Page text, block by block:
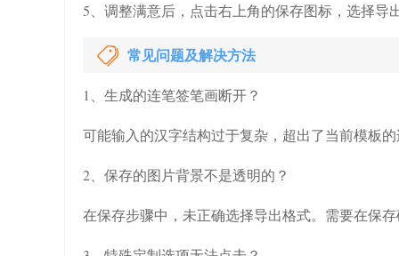
5、调整满意后，点击右上角的保存图标，选择
常见问题及解决方法
1、生成的连笔签笔画断开？
可能输入的汉字结构过于复杂，超出了当前模板
2、保存的图片背景不是透明的？
在保存步骤中，未正确选择导出格式。需要在保